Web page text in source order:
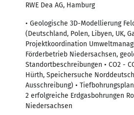
RWE Dea AG, Hamburg
• Geologische 3D-Modellierung
(Deutschland, Polen, Libyen, UK,
Projektkoordination
Förderbetrieb Niedersachsen,
Standortbeschreibungen • CO2 -
Hürth, Speichersuche
Ausschreibung) •
2 erfolgreiche Erdgasbohrungen
Niedersachsen